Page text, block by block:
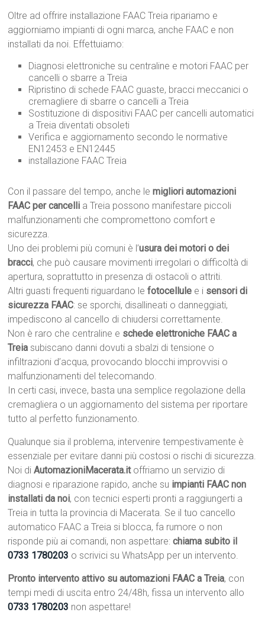
Oltre ad offrire installazione FAAC Treia ripariamo e
aggiorniamo impianti di ogni marca, anche FAAC e non
installati da noi. Effettuiamo:
Diagnosi elettroniche su centraline e motori FAAC per
cancelli o sbarre a Treia
Ripristino di schede FAAC guaste, bracci meccanici o
cremagliere di sbarre o cancelli a Treia
Sostituzione di dispositivi FAAC per cancelli automatici
a Treia diventati obsoleti
Verifica e aggiornamento secondo le normative
EN12453 e EN12445
installazione FAAC Treia
Con il passare del tempo, anche lemigliori automazioni
FAAC per cancelli a Treia possono manifestare piccoli
malfunzionamenti che compromettono comfort e
sicurezza.
Uno dei problemi più comuni è l’usura dei motori o dei
bracci, che può causare movimenti irregolari o difficoltà di
apertura, soprattutto in presenza di ostacoli o attriti.
Altri guasti frequenti riguardano lefotocellule e i sensori di
sicurezza FAAC: se sporchi, disallineati o danneggiati,
impediscono al cancello di chiudersi correttamente.
Non è raro che centraline e schede elettroniche FAAC a
Treia subiscano danni dovuti a sbalzi di tensione o
infiltrazioni d’acqua, provocando blocchi improvvisi o
malfunzionamenti del telecomando.
In certi casi, invece, basta una semplice regolazione della
cremagliera o un aggiornamento del sistema per riportare
tutto al perfetto funzionamento.
Qualunque sia il problema, intervenire tempestivamente è
essenziale per evitare danni più costosi o rischi di sicurezza.
Noi diAutomazioniMacerata.itoffriamo un servizio di
diagnosi e riparazione rapido, anche su impianti FAAC non
installati da noi, con tecnici esperti pronti a raggiungerti a
Treia in tutta la provincia di Macerata. Se il tuo cancello
automatico FAAC a Treia si blocca, fa rumore o non
risponde più ai comandi, non aspettare:chiama subito il
0733 1780203 o scrivici su WhatsApp per un intervento.
Pronto intervento attivo su automazioni FAAC a Treia, con
tempi medi di uscita entro 24/48h, fissa un intervento allo
0733 1780203 non aspettare!